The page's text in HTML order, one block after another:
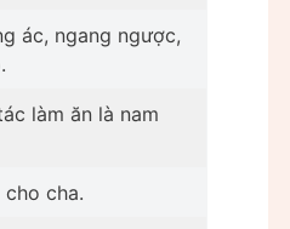
ác, ngang ngược,
làm ăn là nam
cha.